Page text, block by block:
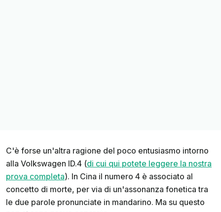
C'è forse un'altra ragione del poco entusiasmo intorno
alla Volkswagen ID.4 (di cui qui potete leggere la nostra
prova completa). In Cina il numero 4 è associato al
concetto di morte, per via di un'assonanza fonetica tra
le due parole pronunciate in mandarino. Ma su questo